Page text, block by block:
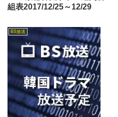
組表2017/12/25～12/29
BS放送